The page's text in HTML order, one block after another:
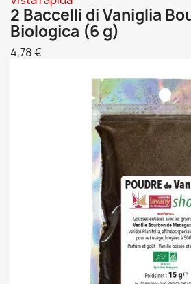
2 Baccelli di Vaniglia
Biologica (6 g)
4,78 €